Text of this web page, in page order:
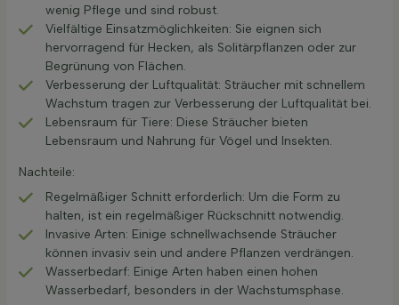
wenig Pflege und sind robust.
Vielfältige Einsatzmöglichkeiten: Sie eignen sich
hervorragend für Hecken, als Solitärpflanzen oder zur
Begrünung von Flächen.
Verbesserung der Luftqualität: Sträucher mit schnellem
Wachstum tragen zur Verbesserung der Luftqualität bei.
Lebensraum für Tiere: Diese Sträucher bieten
Lebensraum und Nahrung für Vögel und Insekten.
Nachteile:
Regelmäßiger Schnitt erforderlich: Um die Form zu
halten, ist ein regelmäßiger Rückschnitt notwendig.
Invasive Arten: Einige schnellwachsende Sträucher
können invasiv sein und andere Pflanzen verdrängen.
Wasserbedarf: Einige Arten haben einen hohen
Wasserbedarf, besonders in der Wachstumsphase.